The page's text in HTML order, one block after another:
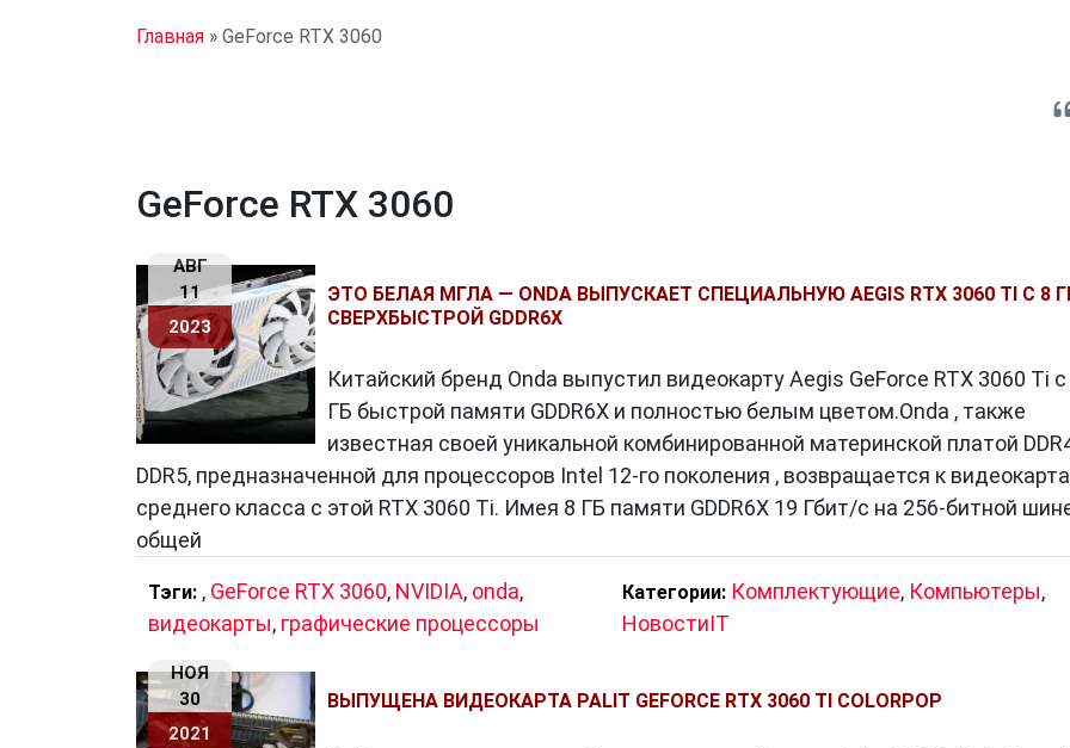
Главная » GeForce RTX 3060
GeForce RTX 3060
АВГ
11
2023
ЭТО БЕЛАЯ МГЛА — ONDA ВЫПУСКАЕТ СПЕЦИАЛЬНУЮ AEGIS RTX 3060 TI С 8
СВЕРХБЫСТРОЙ GDDR6X
Китайский бренд Onda выпустил видеокарту Aegis GeForce RTX 3060 Ti с
ГБ быстрой памяти GDDR6X и полностью белым цветом.Onda , также
известная своей уникальной комбинированной материнской платой
DDR5, предназначенной для процессоров Intel 12-го поколения , возвращается к
среднего класса с этой RTX 3060 Ti. Имея 8 ГБ памяти GDDR6X 19 Гбит/с на 256-битной
общей
Тэги: , GeForce RTX 3060, NVIDIA, onda,
видеокарты, графические процессоры
Категории: Комплектующие, Компьютеры,
НовостиIT
НОЯ
30
2021
ВЫПУЩЕНА ВИДЕОКАРТА PALIT GEFORCE RTX 3060 TI COLORPOP